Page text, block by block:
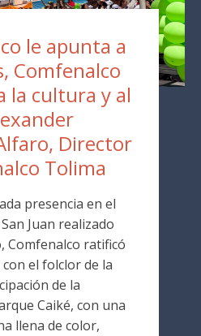
le apunta a
Comfenalco
la cultura y al
Director
Tolima
presencia en el
Juan realizado
Comfenalco ratificó
el folclor de la
de la
Caiké, con una
llena de color,